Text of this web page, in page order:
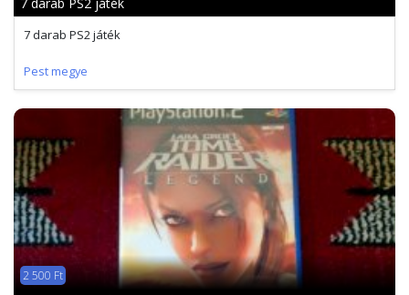
7 darab PS2 játék
7 darab PS2 játék
Pest megye
2 500 Ft